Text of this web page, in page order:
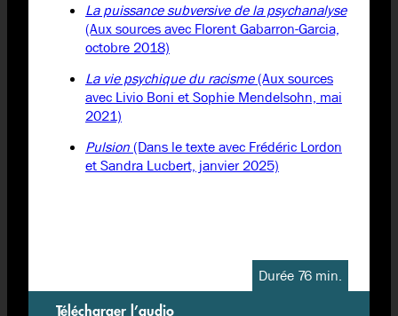
La puissance subversive de la psychanalyse
(Aux sources avec Florent Gabarron-Garcia,
octobre 2018)
La vie psychique du racisme(Aux sources
avec Livio Boni et Sophie Mendelsohn, mai
2021)
Pulsion(Dans le texte avec Frédéric Lordon
et Sandra Lucbert, janvier 2025)
Durée 76 min.
Télécharger l’audio